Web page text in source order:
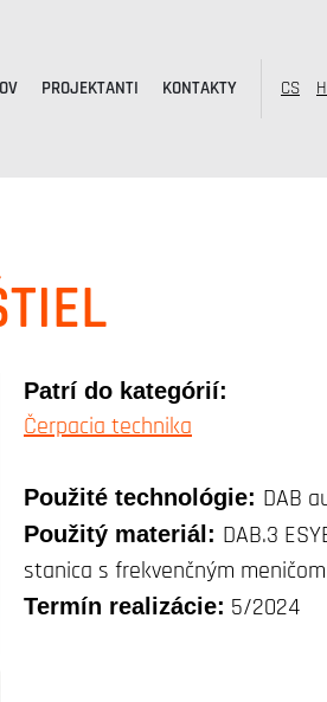
PROJEKTANTI KONTAKTY CS
Patrí do kategórií:
Čerpacia technika
Použité technológie: DAB
Použitý materiál: DAB.3
stanica s frekvenčným meničom
Termín realizácie: 5/2024